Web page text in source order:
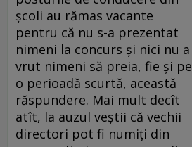
școli au rămas vacante
pentru că nu s-a prezentat
nimeni la concurs și nici nu a
vrut nimeni să preia, fie și pe
o perioadă scurtă, această
răspundere. Mai mult decît
atît, la auzul veștii că vechii
directori pot fi numiți din